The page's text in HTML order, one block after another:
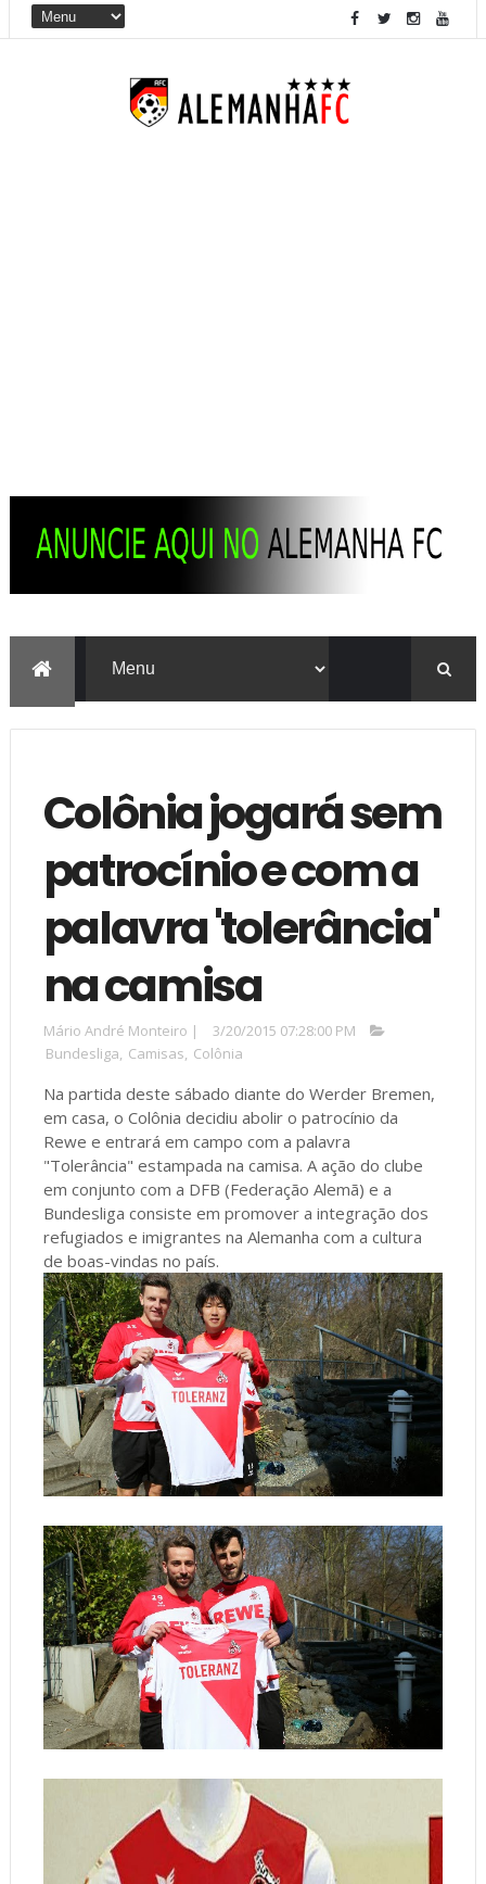
Colônia jogará sem
patrocínio e com a
palavra 'tolerância'
na camisa
Mário André Monteiro |
3/20/2015 07:28:00 PM
Bundesliga, Camisas, Colônia
Na partida deste sábado diante do Werder Bremen,
em casa, o Colônia decidiu abolir o patrocínio da
Rewe e entrará em campo com a palavra
"Tolerância" estampada na camisa. A ação do clube
em conjunto com a DFB (Federação Alemã) e a
Bundesliga consiste em promover a integração dos
refugiados e imigrantes na Alemanha com a cultura
de boas-vindas no país.